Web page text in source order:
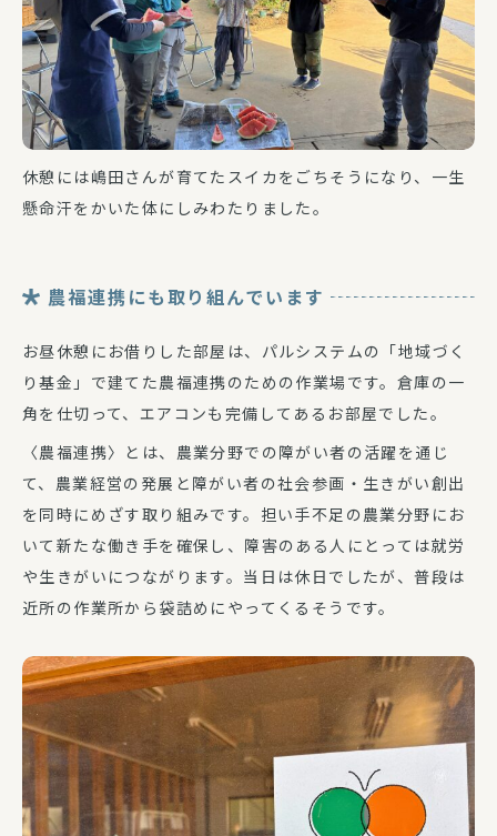
休憩には嶋田さんが育てたスイカをごちそうになり、一生
懸命汗をかいた体にしみわたりました。
農福連携にも取り組んでいます
お昼休憩にお借りした部屋は、パルシステムの「地域づく
り基金」で建てた農福連携のための作業場です。倉庫の一
角を仕切って、エアコンも完備してあるお部屋でした。
〈農福連携〉とは、農業分野での障がい者の活躍を通じ
て、農業経営の発展と障がい者の社会参画・生きがい創出
を同時にめざす取り組みです。担い手不足の農業分野にお
いて新たな働き手を確保し、障害のある人にとっては就労
や生きがいにつながります。当日は休日でしたが、普段は
近所の作業所から袋詰めにやってくるそうです。